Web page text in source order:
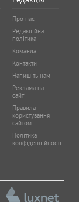
Про нас
Редакційна
політика
Команда
Контакти
Напишіть нам
Реклама на
сайті
Правила
користування
сайтом
Політика
конфіденційності